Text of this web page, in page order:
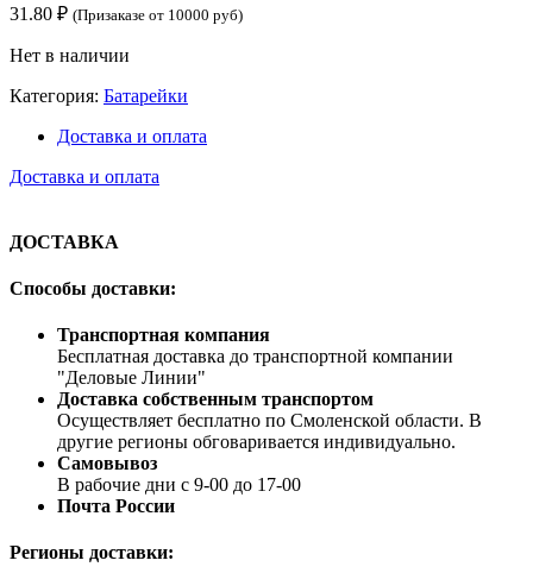
31.80 ₽ (Призаказе от 10000 руб)
Нет в наличии
Категория: Батарейки
Доставка и оплата
Доставка и оплата
ДОСТАВКА
Способы доставки:
Транспортная компания
Бесплатная доставка до транспортной компании
"Деловые Линии"
Доставка собственным транспортом
Осуществляет бесплатно по Смоленской области. В
другие регионы обговаривается индивидуально.
Самовывоз
В рабочие дни с 9-00 до 17-00
Почта России
Регионы доставки: